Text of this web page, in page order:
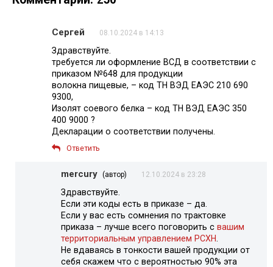
Сергей 08.10.2024 в 14:13
Здравствуйте.
требуется ли оформление ВСД в соответствии с
приказом №648 для продукции
волокна пищевые, – код ТН ВЭД ЕАЭС 210 690
9300,
Изолят соевого белка – код ТН ВЭД ЕАЭС 350
400 9000 ?
Декларации о соответствии получены.
Ответить
mercury (автор) 12.10.2024 в 23:28
Здравствуйте.
Если эти коды есть в приказе – да.
Если у вас есть сомнения по трактовке
приказа – лучше всего поговорить с вашим
территориальным управлением РСХН
Не вдаваясь в тонкости вашей продукции от
себя скажем что с вероятностью 90% эта